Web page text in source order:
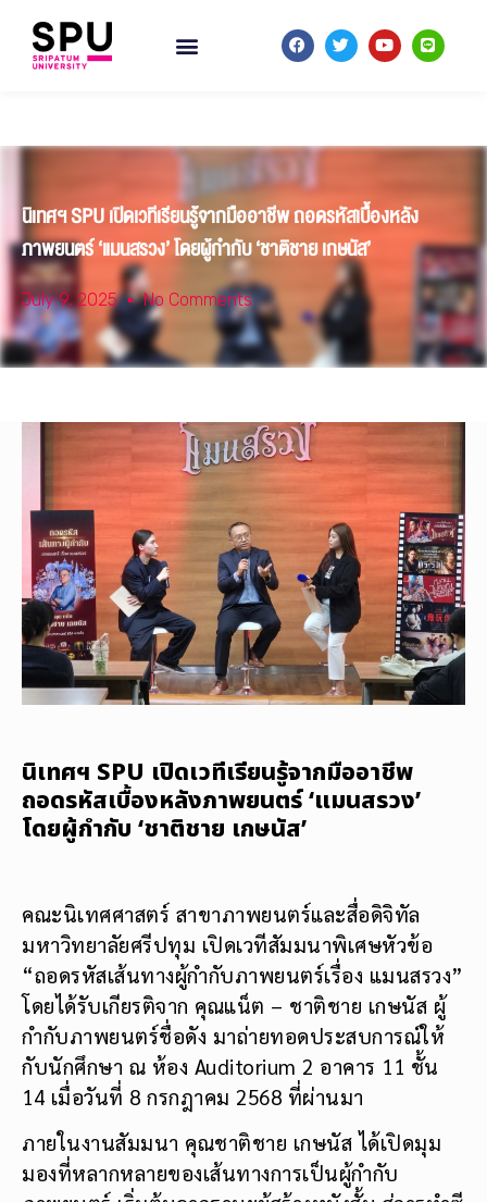
นิเทศฯ SPU เปิดเวทีเรียนรู้จากมืออาชีพ ถอดรหัสเบื้องหลัง
ภาพยนตร์ ‘แมนสรวง’ โดยผู้กำกับ ‘ชาติชาย เกษนัส’
July 9, 2025 No Comments
นิเทศฯ SPU เปิดเวทีเรียนรู้จากมืออาชีพ
ถอดรหัสเบื้องหลังภาพยนตร์ ‘แมนสรวง’
โดยผู้กำกับ ‘ชาติชาย เกษนัส’
คณะนิเทศศาสตร์ สาขาภาพยนตร์และสื่อดิจิทัล
มหาวิทยาลัยศรีปทุม เปิดเวทีสัมมนาพิเศษหัวข้อ
“ถอดรหัสเส้นทางผู้กำกับภาพยนตร์เรื่อง แมนสรวง”
โดยได้รับเกียรติจาก คุณแน็ต – ชาติชาย เกษนัส ผู้
กำกับภาพยนตร์ชื่อดัง มาถ่ายทอดประสบการณ์ให้
กับนักศึกษา ณ ห้อง Auditorium 2 อาคาร 11 ชั้น
14 เมื่อวันที่ 8 กรกฎาคม 2568 ที่ผ่านมา
ภายในงานสัมมนา คุณชาติชาย เกษนัส ได้เปิดมุม
มองที่หลากหลายของเส้นทางการเป็นผู้กำกับ